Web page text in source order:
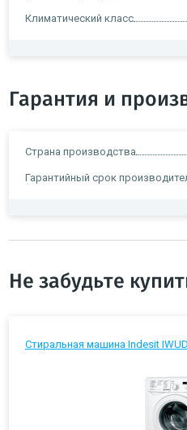
Климатический класс
Гарантия и
Страна производства
Гарантийный срок
Не забудьте
Стиральная машина Indesit